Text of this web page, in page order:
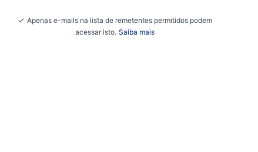
Apenas e-mails na lista de remetentes permitidos podem
acessar isto. Saiba mais